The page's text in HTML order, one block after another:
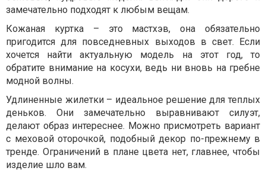
замечательно подходят к любым вещам.
Кожаная куртка – это мастхэв, она обязательно
пригодится для повседневных выходов в свет. Если
хочется найти актуальную модель на этот год, то
обратите внимание на косухи, ведь ни вновь на гребне
модной волны.
Удлиненные жилетки – идеальное решение для теплых
деньков. Они замечательно выравнивают силуэт,
делают образ интереснее. Можно присмотреть вариант
с меховой оторочкой, подобный декор по-прежнему в
тренде. Ограничений в плане цвета нет, главнее, чтобы
изделие шло вам.